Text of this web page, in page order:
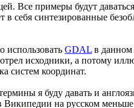
Все примеры будут
в себя синтезированные
GDAL в данном
исходники, а потому
систем координат.
я буду давать и
Википедии на русском